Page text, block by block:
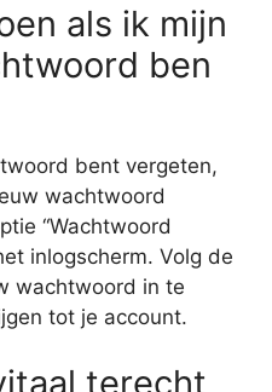
als ik mijn
ben
bent vergeten,
wachtwoord
“Wachtwoord
inlogscherm. Volg de
wachtwoord in te
tot je account.
terecht